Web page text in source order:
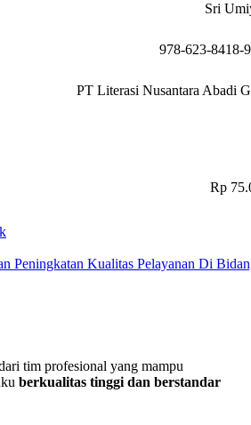
Sri
978-623-8418-
PT Literasi Nusantara Abadi
Rp
Peningkatan Kualitas Pelayanan Di
tim profesional yang mampu
berkualitas tinggi dan berstandar